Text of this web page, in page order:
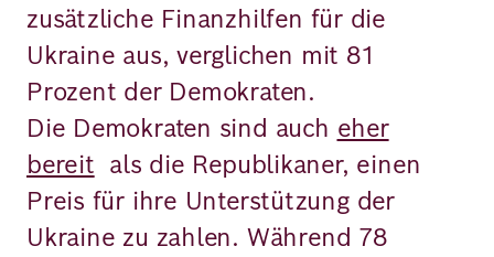
zusätzliche Finanzhilfen für die
Ukraine aus, verglichen mit 81
Prozent der Demokraten.
Die Demokraten sind auch eher
bereit als die Republikaner, einen
Preis für ihre Unterstützung der
Ukraine zu zahlen. Während 78